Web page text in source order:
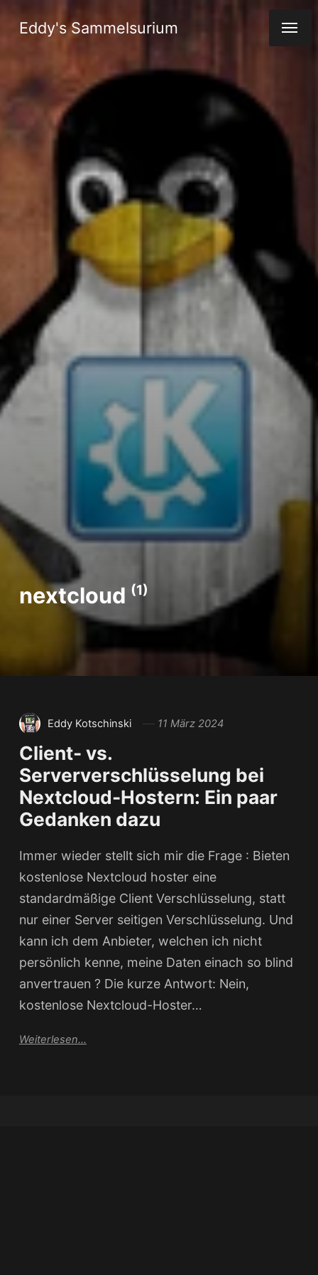
Eddy's Sammelsurium
nextcloud (1)
Eddy Kotschinski 11 März 2024
Client- vs.
Serververschlüsselung bei
Nextcloud-Hostern: Ein paar
Gedanken dazu
Immer wieder stellt sich mir die Frage : Bieten
kostenlose Nextcloud hoster eine
standardmäßige Client Verschlüsselung, statt
nur einer Server seitigen Verschlüsselung. Und
kann ich dem Anbieter, welchen ich nicht
persönlich kenne, meine Daten einach so blind
anvertrauen ? Die kurze Antwort: Nein,
kostenlose Nextcloud-Hoster…
Weiterlesen...